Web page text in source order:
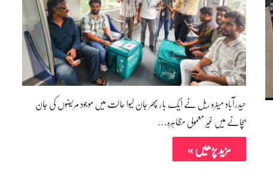
حیدرآباد میٹرو ریل نے ایک بار پھر جان لیوا حالت میں موجود مریضوں کی جان
بچانے میں غیر معمولی مظاہرہ…
مزید پڑھیں »